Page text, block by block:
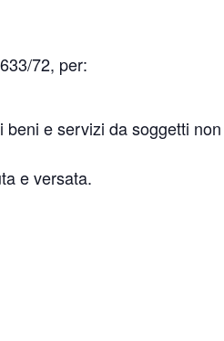
72, per:
e servizi da soggetti
e versata.